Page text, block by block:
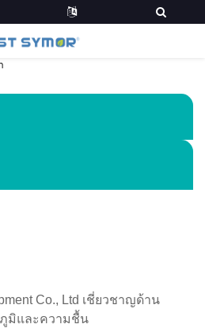
Co., Ltd เชี่ยวชาญด้าน
มิและความชื้น